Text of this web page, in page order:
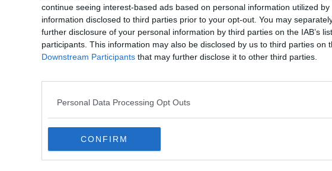
continue seeing interest-based ads based on personal information utilized
information disclosed to third parties prior to your opt-out. You may
further disclosure of your personal information by third parties on the IAB’s
participants. This information may also be disclosed by us to third parties on
Downstream Participants that may further disclose it to other third parties.
Personal Data Processing Opt Outs
CONFIRM
e ora è bianco
per sfondare la porta
e picchiano il cane per rubare
CATEGORIE
Cronaca